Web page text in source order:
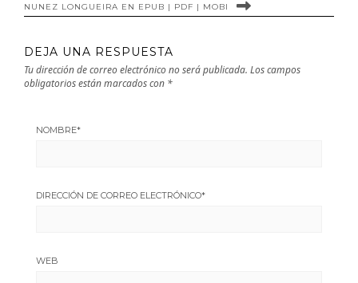
NUNEZ LONGUEIRA EN EPUB | PDF | MOBI
DEJA UNA RESPUESTA
Tu dirección de correo electrónico no será publicada. Los campos
obligatorios están marcados con *
NOMBRE*
DIRECCIÓN DE CORREO ELECTRÓNICO*
WEB